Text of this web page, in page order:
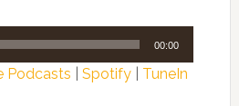
00:00
Podcasts Spotify| TuneIn